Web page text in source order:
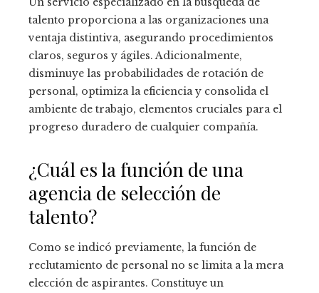
talento proporciona a las organizaciones una
ventaja distintiva, asegurando procedimientos
claros, seguros y ágiles. Adicionalmente,
disminuye las probabilidades de rotación de
personal, optimiza la eficiencia y consolida el
ambiente de trabajo, elementos cruciales para el
progreso duradero de cualquier compañía.
¿Cuál es la función de una
agencia de selección de
talento?
Como se indicó previamente, la función de
reclutamiento de personal no se limita a la mera
elección de aspirantes. Constituye un